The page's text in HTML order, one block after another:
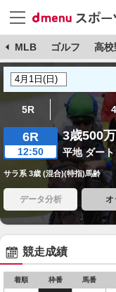
MLB ゴルフ 高校
5R
6R
12:50
3歳500
平地 ダー
サラ系 3歳 (混合)(特指)馬齢
データ分析 オ
競走成績
着順 枠番 馬番